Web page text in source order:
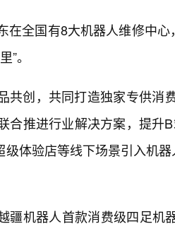
在全国有8大机器人维修中
”。
共创，共同打造独家专供消
合推进行业解决方案，提升
级体验店等线下场景引入机
疆机器人首款消费级四足机